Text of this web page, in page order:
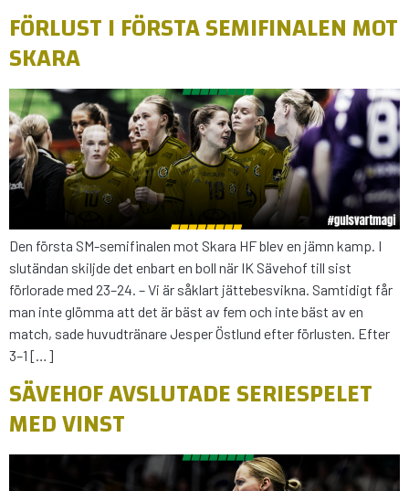
FÖRLUST I FÖRSTA SEMIFINALEN MOT
SKARA
Den första SM-semifinalen mot Skara HF blev en jämn kamp. I
slutändan skiljde det enbart en boll när IK Sävehof till sist
förlorade med 23–24. – Vi är såklart jättebesvikna. Samtidigt får
man inte glömma att det är bäst av fem och inte bäst av en
match, sade huvudtränare Jesper Östlund efter förlusten. Efter
3–1 […]
SÄVEHOF AVSLUTADE SERIESPELET
MED VINST